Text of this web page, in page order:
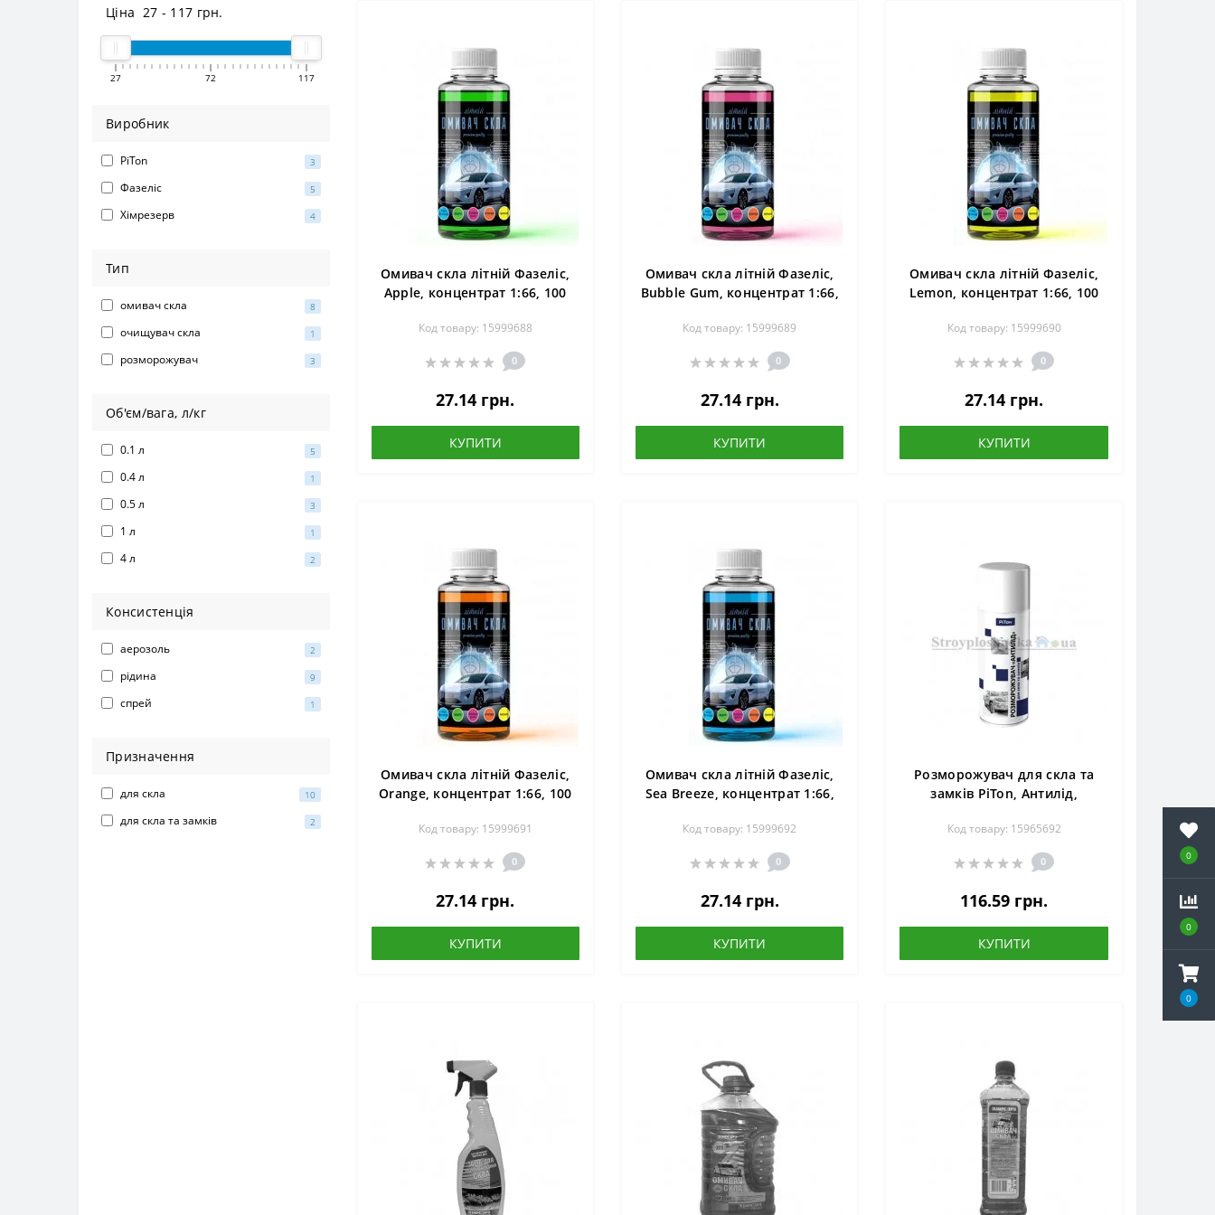
0
0
0
Ціна 27 - 117 грн.
27 72 117
Виробник
PiTon 3
Фазеліс 5
Хімрезерв 4
Тип
омивач скла 8
очищувач скла 1
розморожувач 3
Об'єм/вага, л/кг
0.1 л 5
0.4 л 1
0.5 л 3
1 л 1
4 л 2
Консистенція
аерозоль 2
рідина 9
спрей 1
Призначення
для скла 10
для скла та замків 2
Омивач скла літній Фазеліс,
Apple, концентрат 1:66, 100
Код товару: 15999688
0
27.14 грн.
КУПИТИ
Омивач скла літній Фазеліс,
Bubble Gum, концентрат 1:66,
Код товару: 15999689
0
27.14 грн.
КУПИТИ
Омивач скла літній Фазеліс,
Lemon, концентрат 1:66, 100
Код товару: 15999690
0
27.14 грн.
КУПИТИ
Омивач скла літній Фазеліс,
Orange, концентрат 1:66, 100
Код товару: 15999691
0
27.14 грн.
КУПИТИ
Омивач скла літній Фазеліс,
Sea Breeze, концентрат 1:66,
Код товару: 15999692
0
27.14 грн.
КУПИТИ
Розморожувач для скла та
замків PiTon, Антилід,
Код товару: 15965692
0
116.59 грн.
КУПИТИ